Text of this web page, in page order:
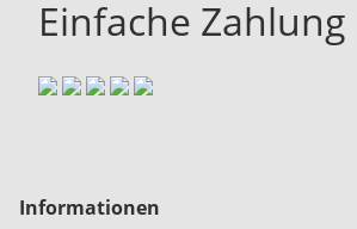
Einfache Zahlung
Informationen